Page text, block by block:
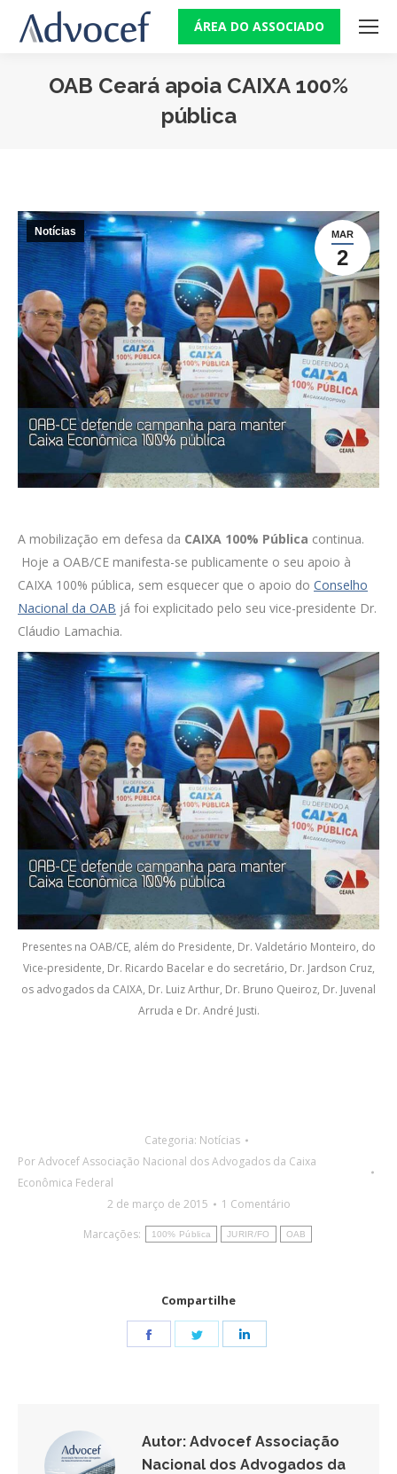
ÁREA DO ASSOCIADO
OAB Ceará apoia CAIXA 100%
pública
MAR
2
Notícias
A mobilização em defesa da CAIXA 100% Pública continua.
Hoje a OAB/CE manifesta-se publicamente o seu apoio à
CAIXA 100% pública, sem esquecer que o apoio do Conselho
Nacional da OAB já foi explicitado pelo seu vice-presidente Dr.
Cláudio Lamachia.
Presentes na OAB/CE, além do Presidente, Dr. Valdetário Monteiro, do
Vice-presidente, Dr. Ricardo Bacelar e do secretário, Dr. Jardson Cruz,
os advogados da CAIXA, Dr. Luiz Arthur, Dr. Bruno Queiroz, Dr. Juvenal
Arruda e Dr. André Justi.
Categoria: Notícias
PorAdvocef Associação Nacional dos Advogados da Caixa
Econômica Federal
2 de março de 2015
1 Comentário
Marcações:
100% Pública JURIR/FO OAB
Compartilhe
Share
Share
Autor: Advocef Associação
Nacional dos Advogados da